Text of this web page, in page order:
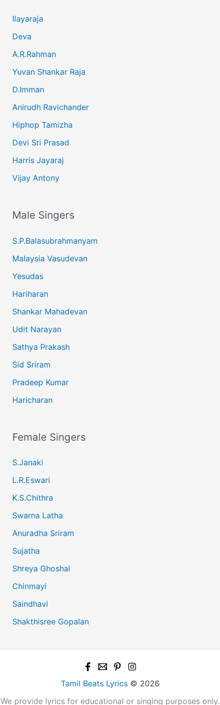
Ilayaraja
Deva
A.R.Rahman
Yuvan Shankar Raja
D.Imman
Anirudh Ravichander
Hiphop Tamizha
Devi Sri Prasad
Harris Jayaraj
Vijay Antony
Male Singers
S.P.Balasubrahmanyam
Malaysia Vasudevan
Yesudas
Hariharan
Shankar Mahadevan
Udit Narayan
Sathya Prakash
Sid Sriram
Pradeep Kumar
Haricharan
Female Singers
S.Janaki
L.R.Eswari
K.S.Chithra
Swarna Latha
Anuradha Sriram
Sujatha
Shreya Ghoshal
Chinmayi
Saindhavi
Shakthisree Gopalan
Tamil Beats Lyrics© 2026
We provide lyrics for educational or singing purposes only.